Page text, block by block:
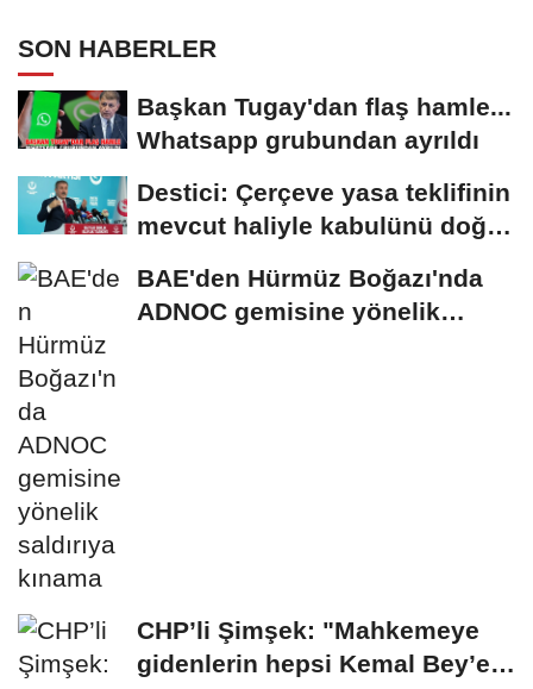
SON HABERLER
Başkan Tugay'dan flaş hamle...
Whatsapp grubundan ayrıldı
Destici: Çerçeve yasa teklifinin
mevcut haliyle kabulünü doğru
BAE'den Hürmüz Boğazı'nda
ADNOC gemisine yönelik
CHP’li Şimşek: "Mahkemeye
gidenlerin hepsi Kemal Bey’e